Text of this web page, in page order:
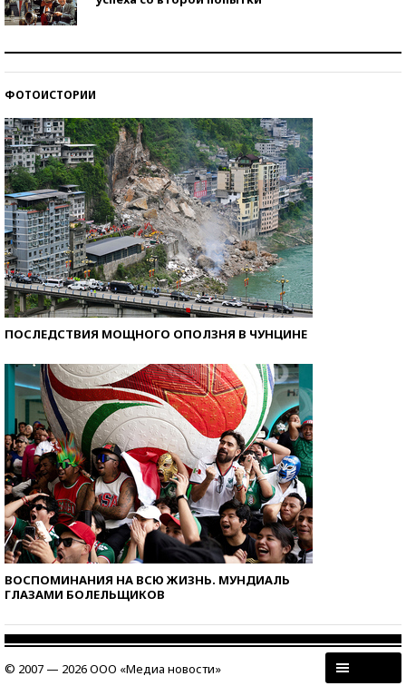
ФОТОИСТОРИИ
ПОСЛЕДСТВИЯ МОЩНОГО ОПОЛЗНЯ В ЧУНЦИНЕ
ВОСПОМИНАНИЯ НА ВСЮ ЖИЗНЬ. МУНДИАЛЬ
ГЛАЗАМИ БОЛЕЛЬЩИКОВ
© 2007 — 2026 ООО «Медиа новости»